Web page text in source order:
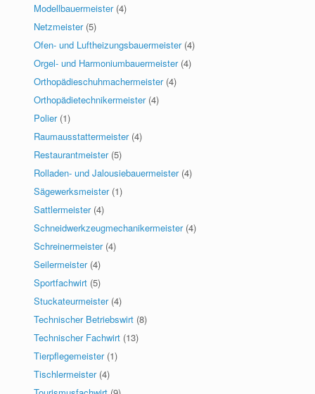
Modellbauermeister (4)
Netzmeister (5)
Ofen- und Luftheizungsbauermeister (4)
Orgel- und Harmoniumbauermeister (4)
Orthopädieschuhmachermeister (4)
Orthopädietechnikermeister (4)
Polier (1)
Raumausstattermeister (4)
Restaurantmeister (5)
Rolladen- und Jalousiebauermeister (4)
Sägewerksmeister (1)
Sattlermeister (4)
Schneidwerkzeugmechanikermeister (4)
Schreinermeister (4)
Seilermeister (4)
Sportfachwirt (5)
Stuckateurmeister (4)
Technischer Betriebswirt (8)
Technischer Fachwirt (13)
Tierpflegemeister (1)
Tischlermeister (4)